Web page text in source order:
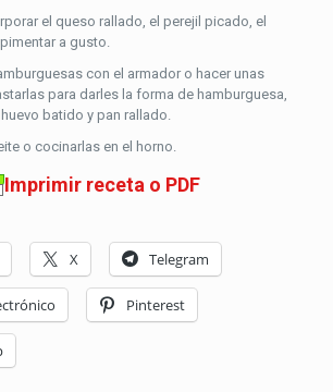
el queso rallado, el perejil picado, el
a gusto.
con el armador o hacer unas
para darles la forma de hamburguesa,
batido y pan rallado.
o cocinarlas en el horno.
Imprimir receta o PDF
X Telegram
Pinterest